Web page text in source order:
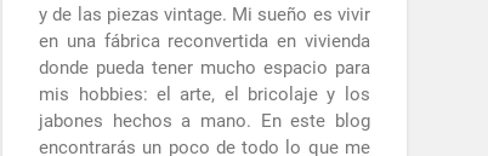
y de las piezas vintage. Mi sueño es vivir
en una fábrica reconvertida en vivienda
donde pueda tener mucho espacio para
mis hobbies: el arte, el bricolaje y los
jabones hechos a mano. En este blog
encontrarás un poco de todo lo que me